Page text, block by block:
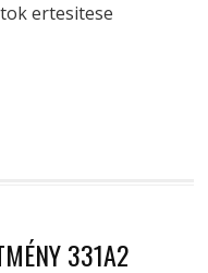
ertesitese
331A2